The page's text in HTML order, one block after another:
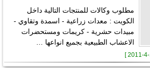
مطلوب وكالات للمنتجات التالية داخل
الكويت : معدات زراعية - اسمدة وتقاوي -
مبيدات حشرية - كريمات ومستحضرات
الاعشاب الطبيعية بجميع انواعها …